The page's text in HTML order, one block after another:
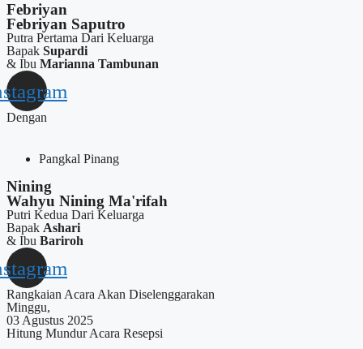
Febriyan
Febriyan Saputro
Putra Pertama Dari Keluarga
Bapak Supardi
& Ibu Marianna Tambunan
Dengan
Pangkal Pinang
Nining
Wahyu Nining Ma'rifah
Putri Kedua Dari Keluarga
Bapak Ashari
& Ibu Bariroh
Rangkaian Acara Akan Diselenggarakan
Minggu,
03 Agustus 2025
Hitung Mundur Acara Resepsi